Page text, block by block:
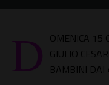
D OMENICA 15
GIULIO
BAMBINI DAI